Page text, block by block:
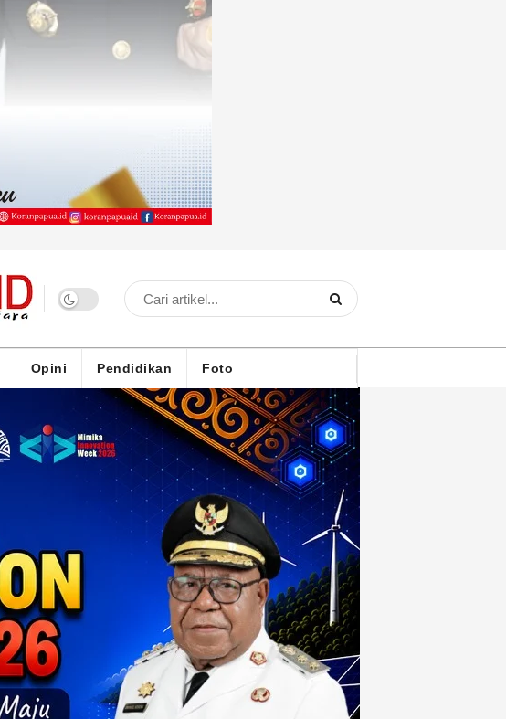
Opini Pendidikan Foto